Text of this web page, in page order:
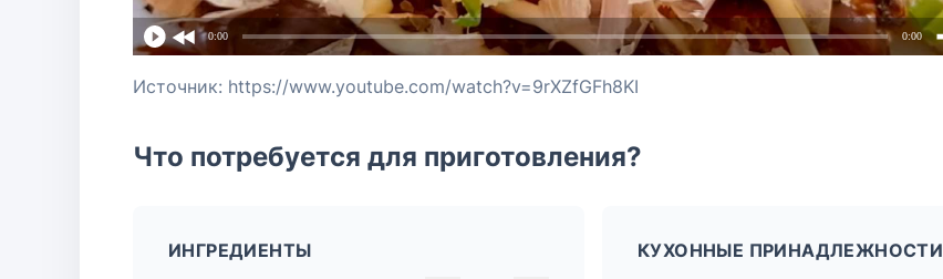
0:00 0:00
Источник: https://www.youtube.com/watch?v=9rXZfGFh8KI
Что потребуется для приготовления?
ИНГРЕДИЕНТЫ
КУХОННЫЕ ПРИНАДЛЕЖНОСТИ